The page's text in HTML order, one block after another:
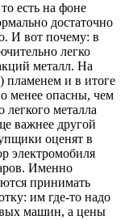
есть на фоне
достаточно
И вот почему: в
легко
металл. На
пламенем и в итоге
менее опасны, чем
металла
важнее другой
оценят в
электромобиля
Именно
принимать
им где-то надо
машин, а цены